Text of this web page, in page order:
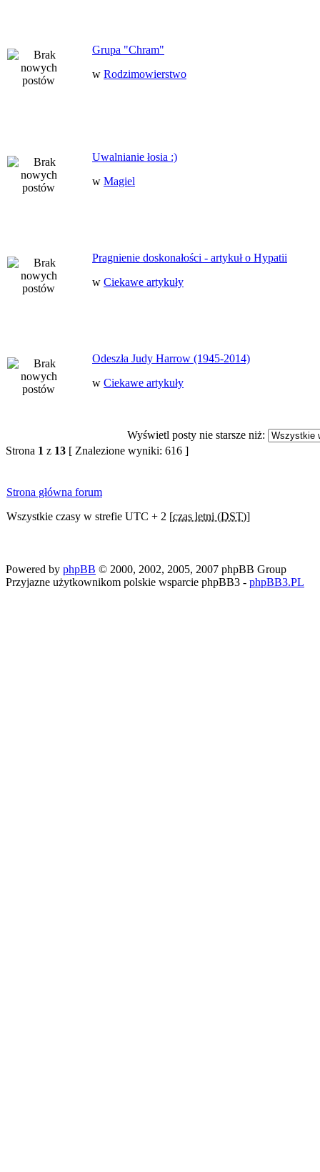
Grupa "Chram"
w Rodzimowierstwo
Uwalnianie łosia :)
w Magiel
Pragnienie doskonałości - artykuł o Hypatii
w Ciekawe artykuły
Odeszła Judy Harrow (1945-2014)
w Ciekawe artykuły
Wyświetl posty nie starsze niż:
Strona 1 z 13 [ Znalezione wyniki: 616 ]
Strona główna forum
Wszystkie czasy w strefie UTC + 2 [czas letni (DST)]
Powered by phpBB © 2000, 2002, 2005, 2007 phpBB Group
Przyjazne użytkownikom polskie wsparcie phpBB3 - phpBB3.PL